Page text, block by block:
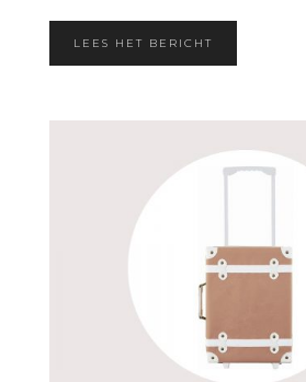
LEES HET BERICHT